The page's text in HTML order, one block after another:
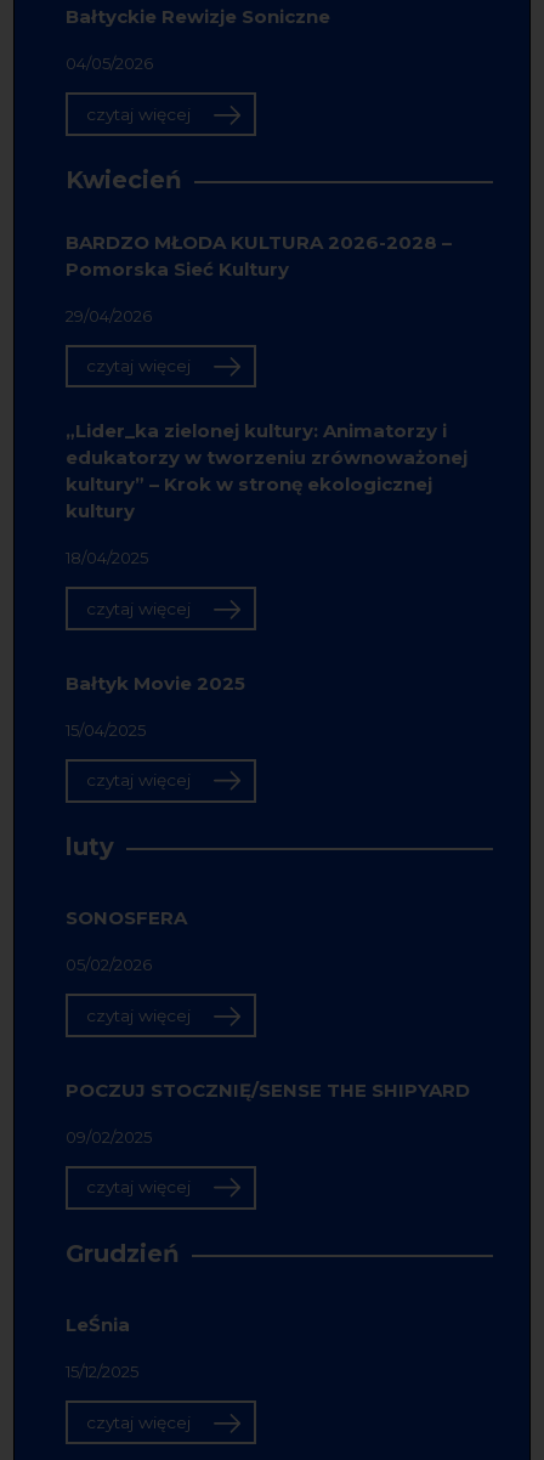
Bałtyckie Rewizje Soniczne
04/05/2026
czytaj więcej
Kwiecień
BARDZO MŁODA KULTURA 2026-2028 –
Pomorska Sieć Kultury
29/04/2026
czytaj więcej
„Lider_ka zielonej kultury: Animatorzy i
edukatorzy w tworzeniu zrównoważonej
kultury” – Krok w stronę ekologicznej
kultury
18/04/2025
czytaj więcej
Bałtyk Movie 2025
15/04/2025
czytaj więcej
luty
SONOSFERA
05/02/2026
czytaj więcej
POCZUJ STOCZNIĘ/SENSE THE SHIPYARD
09/02/2025
czytaj więcej
Grudzień
LeŚnia
15/12/2025
czytaj więcej